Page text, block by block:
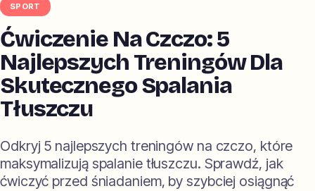
SPORT
Ćwiczenie Na Czczo: 5
Najlepszych Treningów Dla
Skutecznego Spalania
Tłuszczu
Odkryj 5 najlepszych treningów na czczo, które
maksymalizują spalanie tłuszczu. Sprawdź, jak
ćwiczyć przed śniadaniem, by szybciej osiągnąć